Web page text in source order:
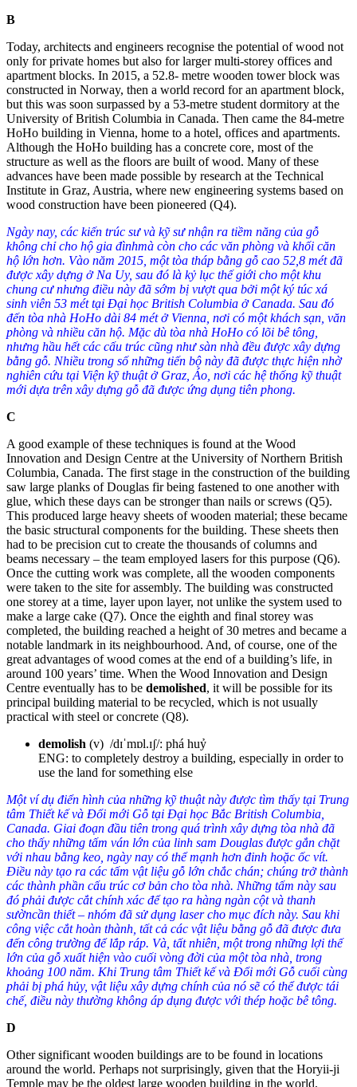
B
Today, architects and engineers recognise the potential of wood not
only for private homes but also for larger multi-storey offices and
apartment blocks. In 2015, a 52.8- metre wooden tower block was
constructed in Norway, then a world record for an apartment block,
but this was soon surpassed by a 53-metre student dormitory at the
University of British Columbia in Canada. Then came the 84-metre
HoHo building in Vienna, home to a hotel, offices and apartments.
Although the HoHo building has a concrete core, most of the
structure as well as the floors are built of wood. Many of these
advances have been made possible by research at the Technical
Institute in Graz, Austria, where new engineering systems based on
wood construction have been pioneered (Q4).
Ngày nay, các kiến trúc sư và kỹ sư nhận ra tiềm năng của gỗ
không chỉ cho hộ gia đìnhmà còn cho các văn phòng và khối căn
hộ lớn hơn. Vào năm 2015, một tòa tháp bằng gỗ cao 52,8 mét đã
được xây dựng ở Na Uy, sau đó là kỷ lục thế giới cho một khu
chung cư nhưng điều này đã sớm bị vượt qua bởi một ký túc xá
sinh viên 53 mét tại Đại học British Columbia ở Canada. Sau đó
đến tòa nhà HoHo dài 84 mét ở Vienna, nơi có một khách sạn, văn
phòng và nhiều căn hộ. Mặc dù tòa nhà HoHo có lõi bê tông,
nhưng hầu hết các cấu trúc cũng như sàn nhà đều được xây dựng
bằng gỗ. Nhiều trong số những tiến bộ này đã được thực hiện nhờ
nghiên cứu tại Viện kỹ thuật ở Graz, Áo, nơi các hệ thống kỹ thuật
mới dựa trên xây dựng gỗ đã được ứng dụng tiên phong.
C
A good example of these techniques is found at the Wood
Innovation and Design Centre at the University of Northern British
Columbia, Canada. The first stage in the construction of the building
saw large planks of Douglas fir being fastened to one another with
glue, which these days can be stronger than nails or screws (Q5).
This produced large heavy sheets of wooden material; these became
the basic structural components for the building. These sheets then
had to be precision cut to create the thousands of columns and
beams necessary – the team employed lasers for this purpose (Q6).
Once the cutting work was complete, all the wooden components
were taken to the site for assembly. The building was constructed
one storey at a time, layer upon layer, not unlike the system used to
make a large cake (Q7). Once the eighth and final storey was
completed, the building reached a height of 30 metres and became a
notable landmark in its neighbourhood. And, of course, one of the
great advantages of wood comes at the end of a building’s life, in
around 100 years’ time. When the Wood Innovation and Design
Centre eventually has to be demolished, it will be possible for its
principal building material to be recycled, which is not usually
practical with steel or concrete (Q8).
demolish (v) /dɪˈmɒl.ɪʃ/: phá huỷ
ENG: to completely destroy a building, especially in order to
use the land for something else
Một ví dụ điển hình của những kỹ thuật này được tìm thấy tại Trung
tâm Thiết kế và Đổi mới Gỗ tại Đại học Bắc British Columbia,
Canada. Giai đoạn đầu tiên trong quá trình xây dựng tòa nhà đã
cho thấy những tấm ván lớn của linh sam Douglas được gắn chặt
với nhau bằng keo, ngày nay có thể mạnh hơn đinh hoặc ốc vít.
Điều này tạo ra các tấm vật liệu gỗ lớn chắc chán; chúng trở thành
các thành phần cấu trúc cơ bản cho tòa nhà. Những tấm này sau
đó phải được cắt chính xác để tạo ra hàng ngàn cột và thanh
sườncần thiết – nhóm đã sử dụng laser cho mục đích này. Sau khi
công việc cắt hoàn thành, tất cả các vật liệu bằng gỗ đã được đưa
đến công trường để lắp ráp. Và, tất nhiên, một trong những lợi thế
lớn của gỗ xuất hiện vào cuối vòng đời của một tòa nhà, trong
khoảng 100 năm. Khi Trung tâm Thiết kế và Đổi mới Gỗ cuối cùng
phải bị phá hủy, vật liệu xây dựng chính của nó sẽ có thể được tái
chế, điều này thường không áp dụng được với thép hoặc bê tông.
D
Other significant wooden buildings are to be found in locations
around the world. Perhaps not surprisingly, given that the Horyii-ji
Temple may be the oldest large wooden building in the world,